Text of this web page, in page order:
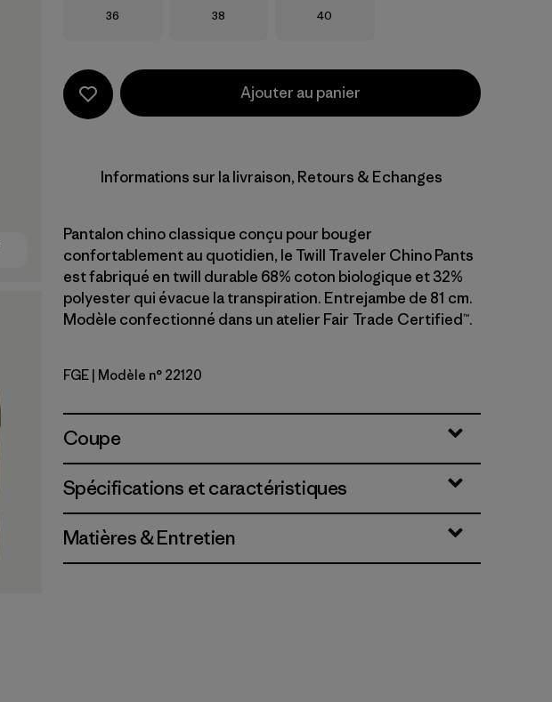
Taille
36 Taille
38 Taille
40
Ajouter au panier
Informations sur la livraison, Retours & Echanges
Pantalon chino classique conçu pour bouger
confortablement au quotidien, le Twill Traveler Chino Pants
est fabriqué en twill durable 68% coton biologique et 32%
polyester qui évacue la transpiration. Entrejambe de 81 cm.
Modèle confectionné dans un atelier Fair Trade Certified™.
Forge Grey
FGE | Modèle n° 22120
Coupe
Spécifications et caractéristiques
Matières & Entretien